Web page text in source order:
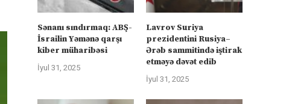
Sənanı sındırmaq: ABŞ-
İsrailin Yəmənə qarşı
kiber müharibəsi
İyul 31, 2025
Lavrov Suriya
prezidentini Rusiya–
Ərəb sammitində iştirak
etməyə dəvət edib
İyul 31, 2025